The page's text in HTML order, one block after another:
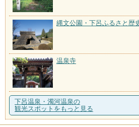
縄文公園・下呂ふるさと歴
温泉寺
下呂温泉・濁河温泉の
観光スポットをもっと見る